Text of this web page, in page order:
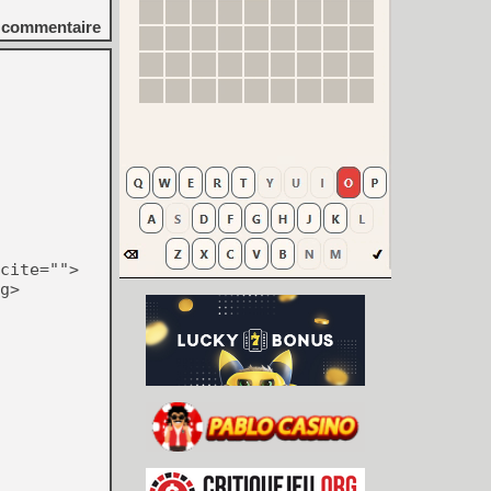
commentaire